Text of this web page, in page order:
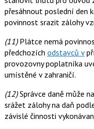
přesáhnout poslední den
povinnost srazit zálohy
(11)Plátce nemá
předchozích odstavců v
provozovny poplatníka
umístěné v zahraničí.
(12)Správce daně může
srážet zálohy na daň
závislé činnosti